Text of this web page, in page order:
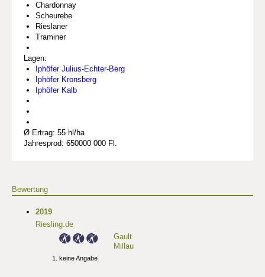
Chardonnay
Scheurebe
Rieslaner
Traminer
Lagen:
Iphöfer Julius-Echter-Berg
Iphöfer Kronsberg
Iphöfer Kalb
Ø Ertrag: 55 hl/ha
Jahresprod: 650000 000 Fl.
Bewertung
2019
Riesling.de
Gault
Millau
keine Angabe